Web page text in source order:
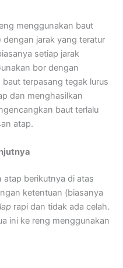
menggunakan baut
dengan jarak yang teratur
setiap jarak
bor dengan
terpasang tegak lurus
dan menghasilkan
baut terlalu
atap.
atap berikutnya di atas
ketentuan (biasanya
rapi dan tidak ada celah.
ini ke reng menggunakan